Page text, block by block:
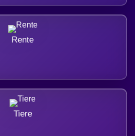
Rente
Tiere